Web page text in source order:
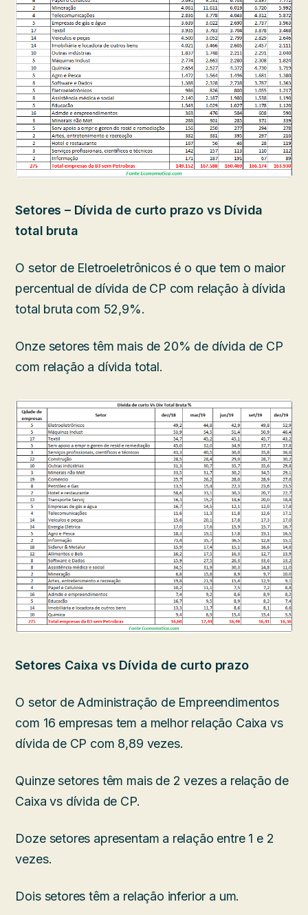
Setores – Dívida de curto prazo vs Dívida
total bruta
O setor de Eletroeletrônicos é o que tem o maior
percentual de dívida de CP com relação à dívida
total bruta com 52,9%.
Onze setores têm mais de 20% de dívida de CP
com relação a dívida total.
Setores Caixa vs Dívida de curto prazo
O setor de Administração de Empreendimentos
com 16 empresas tem a melhor relação Caixa vs
dívida de CP com 8,89 vezes.
Quinze setores têm mais de 2 vezes a relação de
Caixa vs dívida de CP.
Doze setores apresentam a relação entre 1 e 2
vezes.
Dois setores têm a relação inferior a um.